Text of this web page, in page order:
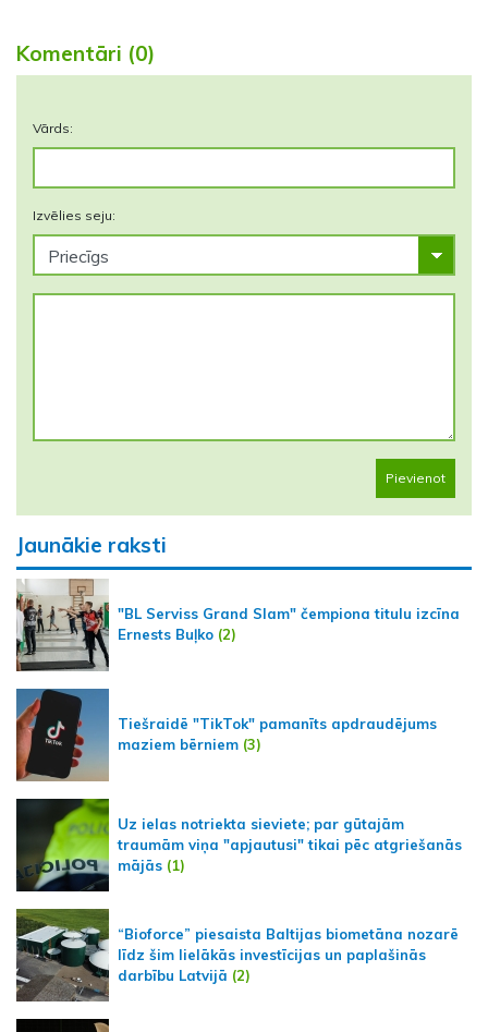
Komentāri (0)
Vārds:
Izvēlies seju:
Pievienot
Jaunākie raksti
"BL Serviss Grand Slam" čempiona titulu izcīna
Ernests Buļko (2)
Tiešraidē "TikTok" pamanīts apdraudējums
maziem bērniem (3)
Uz ielas notriekta sieviete; par gūtajām
traumām viņa "apjautusi" tikai pēc atgriešanās
mājās (1)
“Bioforce” piesaista Baltijas biometāna nozarē
līdz šim lielākās investīcijas un paplašinās
darbību Latvijā (2)